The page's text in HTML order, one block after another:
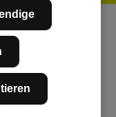
zzgl.Versandkosten